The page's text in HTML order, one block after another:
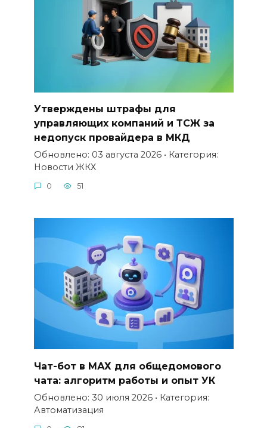
Утверждены штрафы для
управляющих компаний и ТСЖ за
недопуск провайдера в МКД
Обновлено: 03 августа 2026 • Категория:
Новости ЖКХ
0 51
Чат-бот в МАХ для общедомового
чата: алгоритм работы и опыт УК
Обновлено: 30 июля 2026 • Категория:
Автоматизация